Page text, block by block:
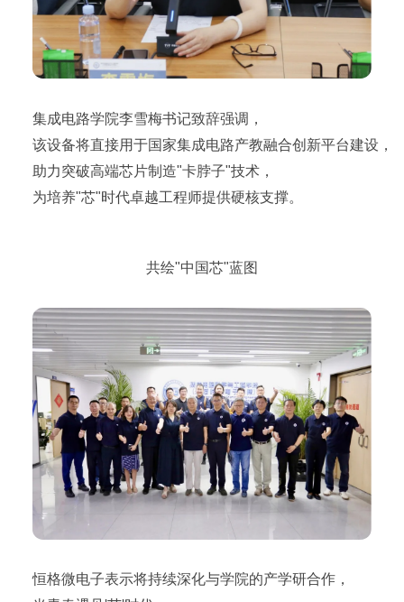
集成电路学院李雪梅书记致辞强调，
该设备将直接用于国家集成电路产教融合创新平台建设，
助力突破高端芯片制造"卡脖子"技术，
为培养"芯"时代卓越工程师提供硬核支撑。
共绘"中国芯"蓝图
恒格微电子表示将持续深化与学院的产学研合作，